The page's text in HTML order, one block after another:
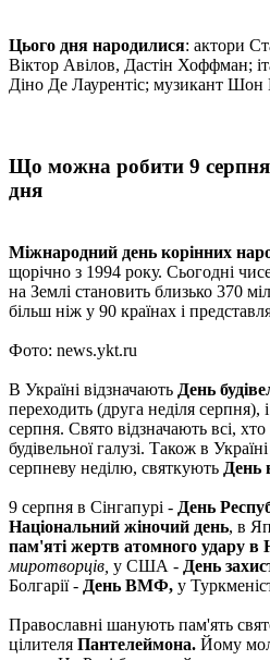
Цього дня народилися: актори
Віктор Авілов, Дастін Хоффман;
Діно Де Лаурентіс; музикант Шон
Що можна робити 9 серпня
дня
Міжнародний день корінних
щорічно з 1994 року. Сьогодні
на Землі становить близько 370
більш ніж у 90 країнах і
Фото: news.ykt.ru
В Україні відзначають День
переходить (друга неділя серпня),
серпня. Свято відзначають всі,
будівельної галузі. Також в
серпневу неділю, святкують День
9 серпня в Сінгапурі - День
Національний жіночий день, в
пам'яті жертв атомного удару в
миротворців, у США - День
Болгарії - День ВМФ, у
Православні шанують пам'ять
цілителя Пантелеймона. Йому